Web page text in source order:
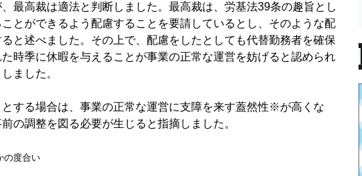
最高裁は適法と判断しました。 最高裁は、労基法39条の趣旨とし
とができるよう配慮することを要請しているとし、そのような配
と述べました。その上で、配慮をしたとしても代替勤務者を確保
時季に休暇を与えることが事業の正常な運営を妨げると認められ
ました。
する場合は、事業の正常な運営に支障を来す蓋然性※が高くな
の調整を図る必要が生じると指摘しました。
の度合い